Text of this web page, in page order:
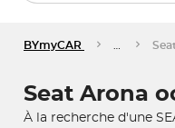
BYmyCAR
Seat Arona
À la recherche d'une